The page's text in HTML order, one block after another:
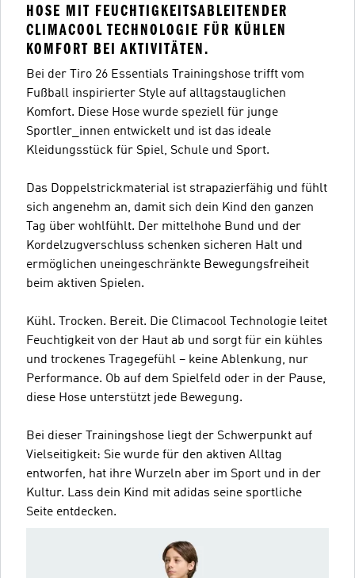
HOSE MIT FEUCHTIGKEITSABLEITENDER
CLIMACOOL TECHNOLOGIE FÜR KÜHLEN
KOMFORT BEI AKTIVITÄTEN.
Bei der Tiro 26 Essentials Trainingshose trifft vom
Fußball inspirierter Style auf alltagstauglichen
Komfort. Diese Hose wurde speziell für junge
Sportler_innen entwickelt und ist das ideale
Kleidungsstück für Spiel, Schule und Sport.
Das Doppelstrickmaterial ist strapazierfähig und fühlt
sich angenehm an, damit sich dein Kind den ganzen
Tag über wohlfühlt. Der mittelhohe Bund und der
Kordelzugverschluss schenken sicheren Halt und
ermöglichen uneingeschränkte Bewegungsfreiheit
beim aktiven Spielen.
Kühl. Trocken. Bereit. Die Climacool Technologie leitet
Feuchtigkeit von der Haut ab und sorgt für ein kühles
und trockenes Tragegefühl – keine Ablenkung, nur
Performance. Ob auf dem Spielfeld oder in der Pause,
diese Hose unterstützt jede Bewegung.
Bei dieser Trainingshose liegt der Schwerpunkt auf
Vielseitigkeit: Sie wurde für den aktiven Alltag
entworfen, hat ihre Wurzeln aber im Sport und in der
Kultur. Lass dein Kind mit adidas seine sportliche
Seite entdecken.